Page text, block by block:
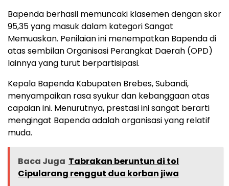
Bapenda berhasil memuncaki klasemen dengan skor
95,35 yang masuk dalam kategori Sangat
Memuaskan. Penilaian ini menempatkan Bapenda di
atas sembilan Organisasi Perangkat Daerah (OPD)
lainnya yang turut berpartisipasi.
Kepala Bapenda Kabupaten Brebes, Subandi,
menyampaikan rasa syukur dan kebanggaan atas
capaian ini. Menurutnya, prestasi ini sangat berarti
mengingat Bapenda adalah organisasi yang relatif
muda.
Baca Juga Tabrakan beruntun di tol
Cipularang renggut dua korban jiwa